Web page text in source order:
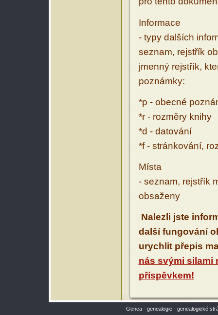
Informace
- typy dalších
seznam, rejstřík
jmenný rejstřík,
poznámky:
*p - obecné
*r - rozměry knihy
*d - datování
*f - stránkování,
Místa
- seznam, rejstřík
obsaženy
Nalezli jste
další fungování
urychlit přepis
nás svými silami
příspěvkem!
Genea - genealogie - genealogické